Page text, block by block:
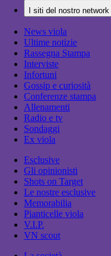
I siti del nostro network
News viola
Ultime notizie
Rassegna Stampa
Interviste
Infortuni
Gossip e curiosità
Conferenze stampa
Allenamenti
Radio e tv
Sondaggi
Ex viola
Esclusive
Gli opinionisti
Shots on Target
Le nostre esclusive
Memorabilia
Pianticelle viola
V.I.P.
VN scout